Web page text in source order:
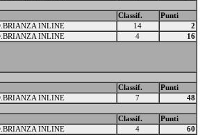
Classif.
Punti
INLINE 14
2
INLINE 4 16
Classif.
Punti
INLINE 7
48
Classif.
Punti
INLINE 4
60